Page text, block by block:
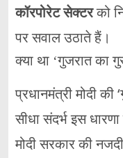
कॉरपोरेट सेक्टरको
पर सवाल उठाते हैं।
क्या था ‘गुजरात का
प्रधानमंत्री मोदी
सीधा संदर्भ इस
मोदी सरकार की